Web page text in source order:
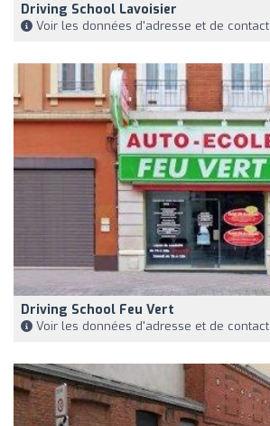
Driving School Lavoisier
Voir les données d'adresse et de contact
Driving School Feu Vert
Voir les données d'adresse et de contact